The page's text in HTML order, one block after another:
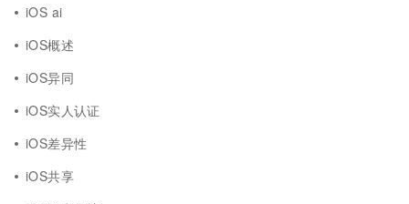
iOS ai
iOS概述
iOS异同
iOS实人认证
iOS差异性
iOS共享